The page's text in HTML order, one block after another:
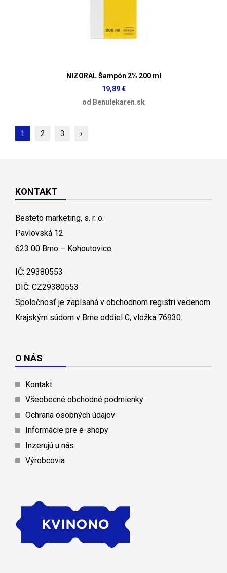
NIZORAL Šampón 2% 200 ml
19,89 €
od Benulekaren.sk
1 2 3 ›
KONTAKT
Besteto marketing, s. r. o.
Pavlovská 12
623 00 Brno – Kohoutovice
IČ: 29380553
DIČ: CZ29380553
Spoločnosť je zapísaná v obchodnom registri vedenom
Krajským súdom v Brne oddiel C, vložka 76930.
O NÁS
Kontakt
Všeobecné obchodné podmienky
Ochrana osobných údajov
Informácie pre e-shopy
Inzerujú u nás
Výrobcovia